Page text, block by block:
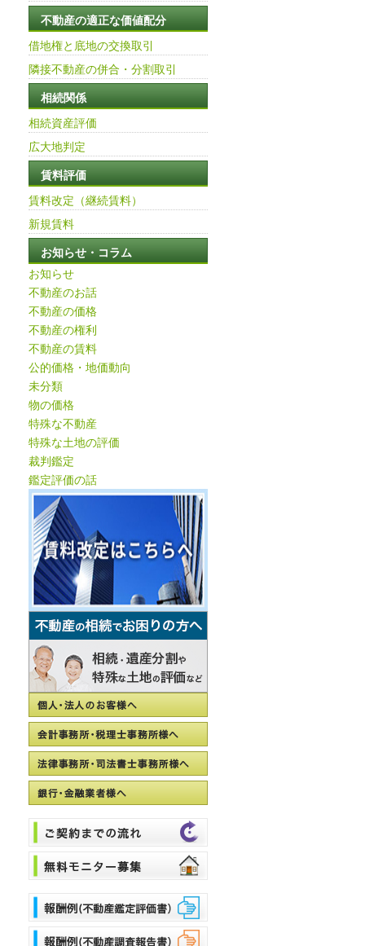
不動産の適正な価値配分
借地権と底地の交換取引
隣接不動産の併合・分割取引
相続関係
相続資産評価
広大地判定
賃料評価
賃料改定（継続賃料）
新規賃料
お知らせ・コラム
お知らせ
不動産のお話
不動産の価格
不動産の権利
不動産の賃料
公的価格・地価動向
未分類
物の価格
特殊な不動産
特殊な土地の評価
裁判鑑定
鑑定評価の話